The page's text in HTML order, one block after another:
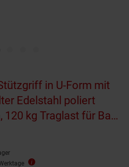
in U-Form mit
Edelstahl poliert
120 kg Traglast für Bad